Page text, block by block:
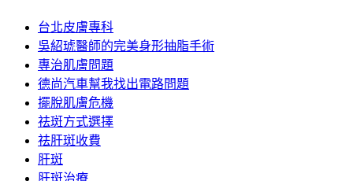
台北皮膚專科
吳紹琥醫師的完美身形抽脂手術
專治肌膚問題
德尚汽車幫我找出電路問題
擺脫肌膚危機
祛斑方式選擇
祛肝斑收費
肝斑
肝斑治療